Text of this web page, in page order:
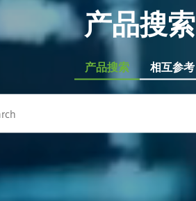
产品搜索
产品搜索 相互参考